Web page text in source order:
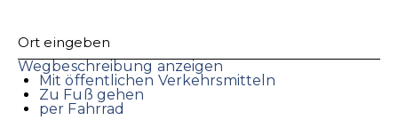
Wegbeschreibung anzeigen
Mit öffentlichen Verkehrsmitteln
Zu Fuß gehen
per Fahrrad